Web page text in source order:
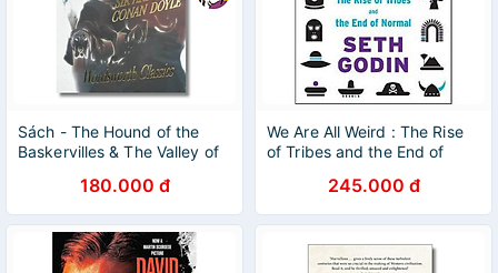
Sách - The Hound of the
Baskervilles & The Valley of
Arthur Conan Doyle
180.000 đ
We Are All Weird : The Rise
of Tribes and the End of
245.000 đ